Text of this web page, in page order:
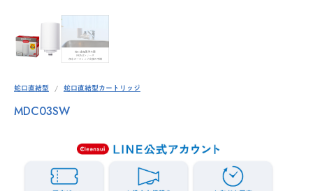
蛇口直結型 蛇口直結型カートリッジ
MDC03SW